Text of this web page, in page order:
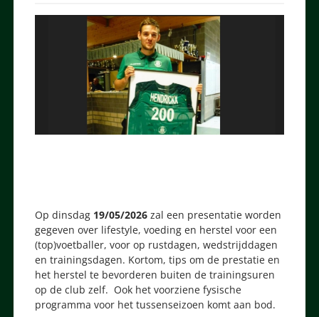
Op dinsdag 19/05/2026zal een presentatie worden
gegeven over lifestyle, voeding en herstel voor een
(top)voetballer, voor op rustdagen, wedstrijddagen
en trainingsdagen. Kortom, tips om de prestatie en
het herstel te bevorderen buiten de trainingsuren
op de club zelf. Ook het voorziene fysische
programma voor het tussenseizoen komt aan bod.